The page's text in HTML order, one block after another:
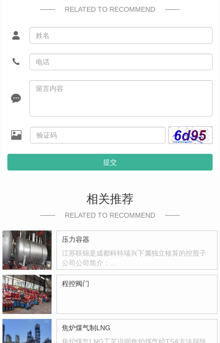
RELATED TO RECOMMEND
提交
相关推荐
RELATED TO RECOMMEND
压力容器
江苏联锦是成都科特瑞兴下属独立核算的控股子
公司公司简介：…
程控阀门
焦炉煤气制LNG
焦炉煤气LNG工艺说明焦炉煤气经TSA方法脱除